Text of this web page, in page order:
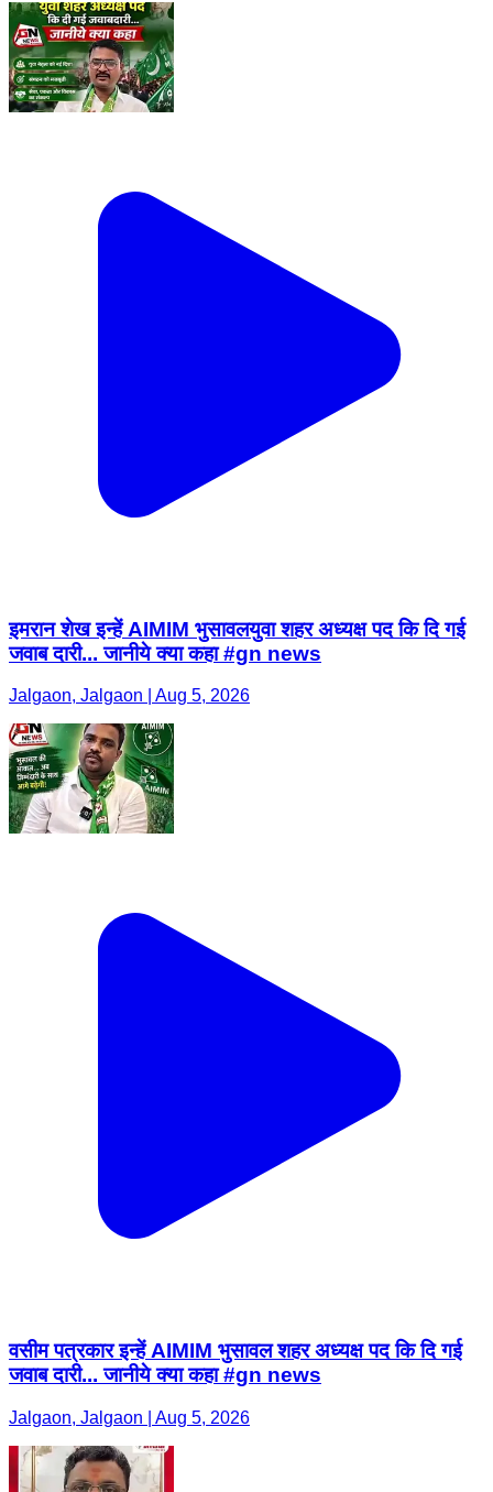
इमरान शेख इन्हें AIMIM भुसावलयुवा शहर अध्यक्ष पद कि दि गई
जवाब दारी... जानीये क्या कहा #gn news
Jalgaon, Jalgaon | Aug 5, 2026
वसीम पत्रकार इन्हें AIMIM भुसावल शहर अध्यक्ष पद कि दि गई
जवाब दारी... जानीये क्या कहा #gn news
Jalgaon, Jalgaon | Aug 5, 2026